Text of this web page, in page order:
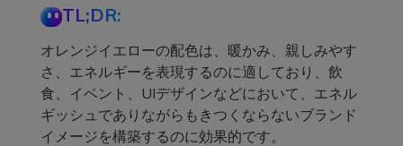
TL;DR:
オレンジイエローの配色は、暖かみ、親しみやす
さ、エネルギーを表現するのに適しており、飲
食、イベント、UIデザインなどにおいて、エネル
ギッシュでありながらもきつくならないブランド
イメージを構築するのに効果的です。